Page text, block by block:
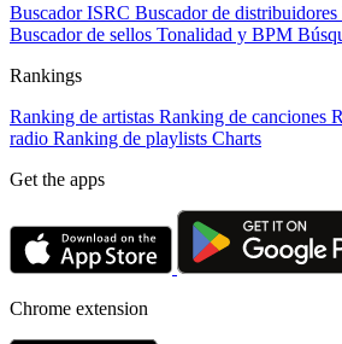
Buscador ISRC Buscador de distribuidores
Buscador de sellos Tonalidad y BPM
Rankings
Ranking de artistas Ranking de canciones
radio Ranking de playlists Charts
Get the apps
Chrome extension